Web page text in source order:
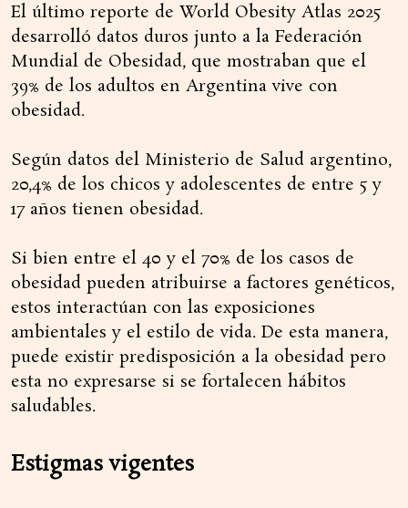
El último reporte de World Obesity Atlas 2025
desarrolló datos duros junto a la Federación
Mundial de Obesidad, que mostraban que el
39% de los adultos en Argentina vive con
obesidad.
Según datos del Ministerio de Salud argentino,
20,4% de los chicos y adolescentes de entre 5 y
17 años tienen obesidad.
Si bien entre el 40 y el 70% de los casos de
obesidad pueden atribuirse a factores genéticos,
estos interactúan con las exposiciones
ambientales y el estilo de vida. De esta manera,
puede existir predisposición a la obesidad pero
esta no expresarse si se fortalecen hábitos
saludables.
Estigmas vigentes